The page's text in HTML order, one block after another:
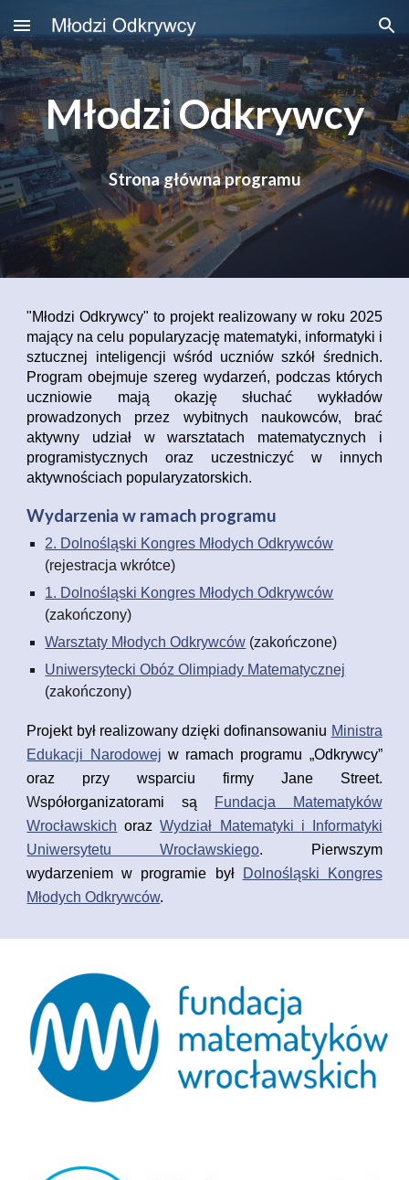
Skip to main content Skip to navigation
Młodzi Odkrywcy
Strona główna programu
"Młodzi Odkrywcy" to projekt realizowany w roku 2025
mający na celu popularyzację matematyki, informatyki i
sztucznej inteligencji wśród uczniów szkół średnich.
Program obejmuje szereg wydarzeń, podczas których
uczniowie mają okazję słuchać wykładów
prowadzonych przez wybitnych naukowców, brać
aktywny udział w warsztatach matematycznych i
programistycznych oraz uczestniczyć w innych
aktywnościach popularyzatorskich.
Wydarzenia w ramach programu
2. Dolnośląski Kongres Młodych Odkrywców
(rejestracja wkrótce)
1. Dolnośląski Kongres Młodych Odkrywców
(zakończony)
Warsztaty Młodych Odkrywców (zakończone)
Uniwersytecki Obóz Olimpiady Matematycznej
(zakończony)
Projekt był realizowany dzięki dofinansowaniu Ministra
Edukacji Narodowej w ramach programu „Odkrywcy”
oraz przy wsparciu firmy Jane Street.
Współorganizatorami są Fundacja Matematyków
Wrocławskich oraz Wydział Matematyki i Informatyki
Uniwersytetu Wrocławskiego.
Pierwszym
wydarzeniem w programie był
Dolnośląski Kongres
Młodych Odkrywców.